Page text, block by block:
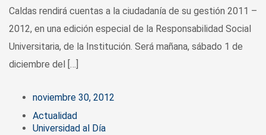
Caldas rendirá cuentas a la ciudadanía de su gestión 2011 –
2012, en una edición especial de la Responsabilidad Social
Universitaria, de la Institución. Será mañana, sábado 1 de
diciembre del […]
noviembre 30, 2012
Actualidad
Universidad al Día